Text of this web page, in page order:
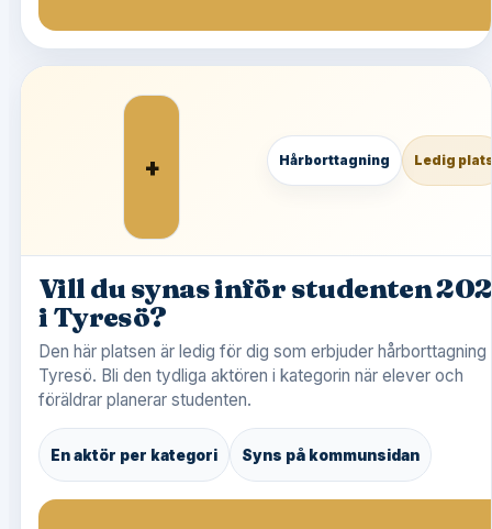
+ Hårborttagning Ledig
Vill du synas inför studenten
i Tyresö?
Den här platsen är ledig för dig som erbjuder hårborttagning
Tyresö. Bli den tydliga aktören i kategorin när elever och
föräldrar planerar studenten.
En aktör per kategori Syns på kommunsidan